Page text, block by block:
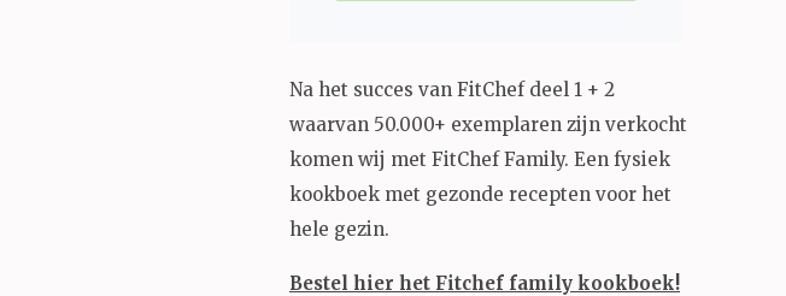
Na het succes van FitChef deel 1 + 2
waarvan 50.000+ exemplaren zijn verkocht
komen wij met FitChef Family. Een fysiek
kookboek met gezonde recepten voor het
hele gezin.
Bestel hier het Fitchef family kookboek!